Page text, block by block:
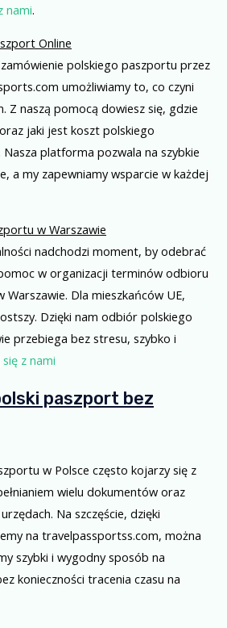
nami.
Online
polskiego paszportu przez
umożliwiamy to, co czyni
Z naszą pomocą dowiesz się, gdzie
jaki jest koszt polskiego
platforma pozwala na szybkie
a my zapewniamy wsparcie w każdej
w Warszawie
nadchodzi moment, by odebrać
w organizacji terminów odbioru
Dla mieszkańców UE,
Dzięki nam odbiór polskiego
przebiega bez stresu, szybko i
z nami
paszport bez
w Polsce często kojarzy się z
wielu dokumentów oraz
Na szczęście, dzięki
na travelpassportss.com, można
szybki i wygodny sposób na
konieczności tracenia czasu na